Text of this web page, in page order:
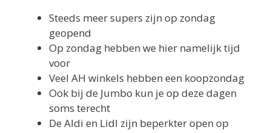
Steeds meer supers zijn op zondag
geopend
Op zondag hebben we hier namelijk tijd
voor
Veel AH winkels hebben een koopzondag
Ook bij de Jumbo kun je op deze dagen
soms terecht
De Aldi en Lidl zijn beperkter open op